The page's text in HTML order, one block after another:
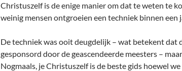
Christuszelf is de enige manier om dat te weten te
weinig mensen ontgroeien een techniek binnen een
De techniek was ooit deugdelijk – wat betekent dat
gesponsord door de geascendeerde meesters –
Nogmaals, je Christuszelf is de beste gids hoewel